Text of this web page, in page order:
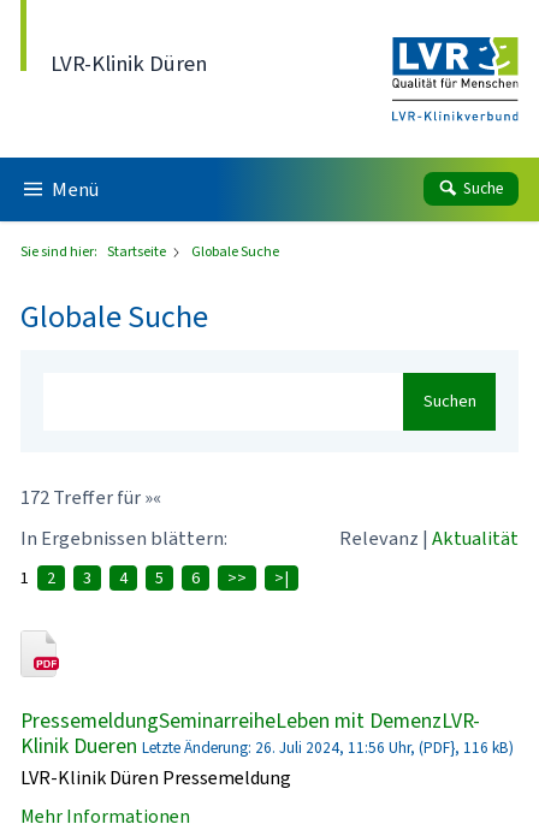
LVR-Klinik Düren
Menü Suche
Sie sind hier: Startseite Globale Suche
Globale Suche
Suchen
172 Treffer für »«
In Ergebnissen blättern:
Relevanz | Aktualität
1 2 3 4 5 6 >> >|
PressemeldungSeminarreiheLeben mit DemenzLVR-
Klinik Dueren Letzte Änderung: 26. Juli 2024, 11:56 Uhr, (PDF}, 116 kB)
LVR-Klinik Düren Pressemeldung
Mehr Informationen